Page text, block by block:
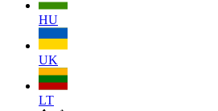
HU
UK
LT